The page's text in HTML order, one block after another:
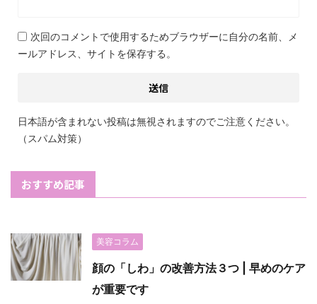
次回のコメントで使用するためブラウザーに自分の名前、メ
ールアドレス、サイトを保存する。
日本語が含まれない投稿は無視されますのでご注意ください。
（スパム対策）
おすすめ記事
美容コラム
顔の「しわ」の改善方法３つ | 早めのケア
が重要です